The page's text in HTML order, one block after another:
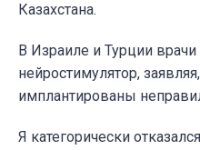
Казахстана.
В Израиле и Турции
нейростимулятор,
имплантированы
Я категорически